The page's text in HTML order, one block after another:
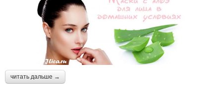
читать дальше →